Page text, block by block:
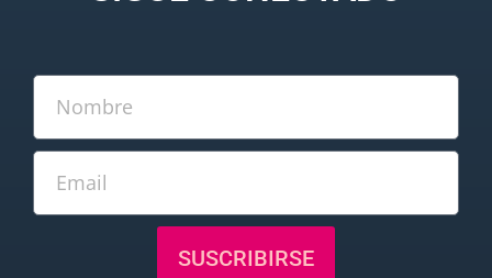
SUSCRIBIRSE